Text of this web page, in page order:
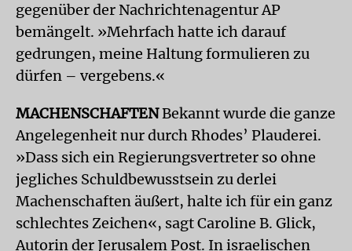
gegenüber der Nachrichtenagentur AP
bemängelt. »Mehrfach hatte ich darauf
gedrungen, meine Haltung formulieren zu
dürfen – vergebens.«
MACHENSCHAFTENBekannt wurde die ganze
Angelegenheit nur durch Rhodes’ Plauderei.
»Dass sich ein Regierungsvertreter so ohne
jegliches Schuldbewusstsein zu derlei
Machenschaften äußert, halte ich für ein ganz
schlechtes Zeichen«, sagt Caroline B. Glick,
Autorin der Jerusalem Post. In israelischen